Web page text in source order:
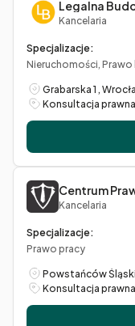
Legalna
Kancelaria
Specjalizacje:
Nieruchomości,
Grabarska 1 ,
Konsultacja prawna
Centrum
Kancelaria
Specjalizacje:
Prawo pracy
Powstańców
Konsultacja prawna